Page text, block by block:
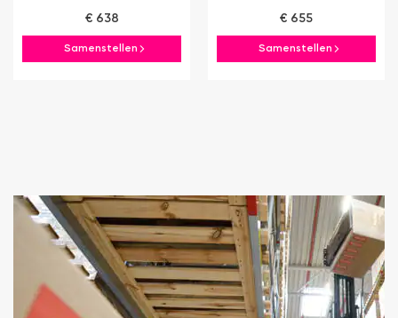
€ 638
Samenstellen
€ 655
Samenstellen